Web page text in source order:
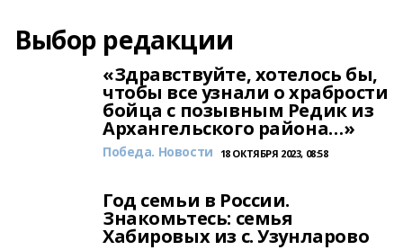
Выбор редакции
«Здравствуйте, хотелось бы,
чтобы все узнали о храбрости
бойца с позывным Редик из
Архангельского района…»
Победа. Новости 18 ОКТЯБРЯ 2023, 08:58
Год семьи в России.
Знакомьтесь: семья
Хабировых из с. Узунларово